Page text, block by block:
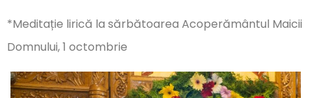
*Meditație lirică la sărbătoarea Acoperământul Maicii
Domnului, 1 octombrie